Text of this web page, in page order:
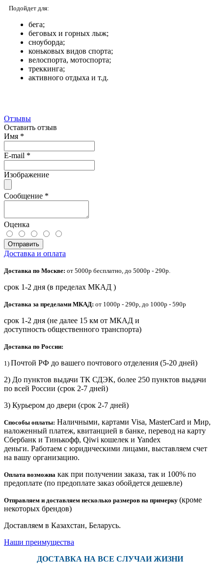
Подойдет для:
бега;
беговых и горных лыж;
сноуборда;
коньковых видов спорта;
велоспорта, мотоспорта;
треккинга;
активного отдыха и т.д.
Отзывы
Оставить отзыв
Имя *
E-mail *
Изображение
Сообщение *
Оценка
Отправить
Доставка и оплата
Доставка по Москве: от 5000р бесплатно, до 5000р - 290р.
срок 1-2 дня (в пределах МКАД )
Доставка за пределами МКАД: от 1000р - 290р, до 1000р - 590р
срок 1-2 дня (не далее 15 км от МКАД и
доступность общественного транспорта)
Доставка по России:
1) Почтой РФ до вашего почтового отделения (5-20 дней)
2) До пунктов выдачи ТК СДЭК, более 250 пунктов выдачи
по всей России (срок 2-7 дней)
3) Курьером до двери (срок 2-7 дней)
Способы оплаты: Наличными, картами Visa, MasterCard и Мир,
наложенный платеж, квитанцией в банке, перевод на карту
Сбербанк и Тинькофф, Qiwi кошелек и Yandex
деньги. Работаем с юридическими лицами, выставляем счет
на вашу организацию.
Оплата возможна как при получении заказа, так и 100% по
предоплате (по предоплате заказ обойдется дешевле)
Отправляем и доставляем несколько размеров на примерку (кроме
некоторых брендов)
Доставляем в Казахстан, Беларусь.
Наши преимущества
ДОСТАВКА НА ВСЕ СЛУЧАИ ЖИЗНИ